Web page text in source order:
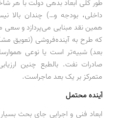
طور کلی ابعاد بدهی دولت با هر
داخلی، بودجه و‌…) چندان بالا
همین نقد مبنایی می‌پردازد و
که طرح به آینده‌فروشی (تعویق
بعد) شبیه‌تر است یا نوعی
صادرات نفت. بالطبع چنین
متمرکز بر یک بعد ماجراست.
آینده محتمل
ابعاد فنی و اجرایی جای بحث